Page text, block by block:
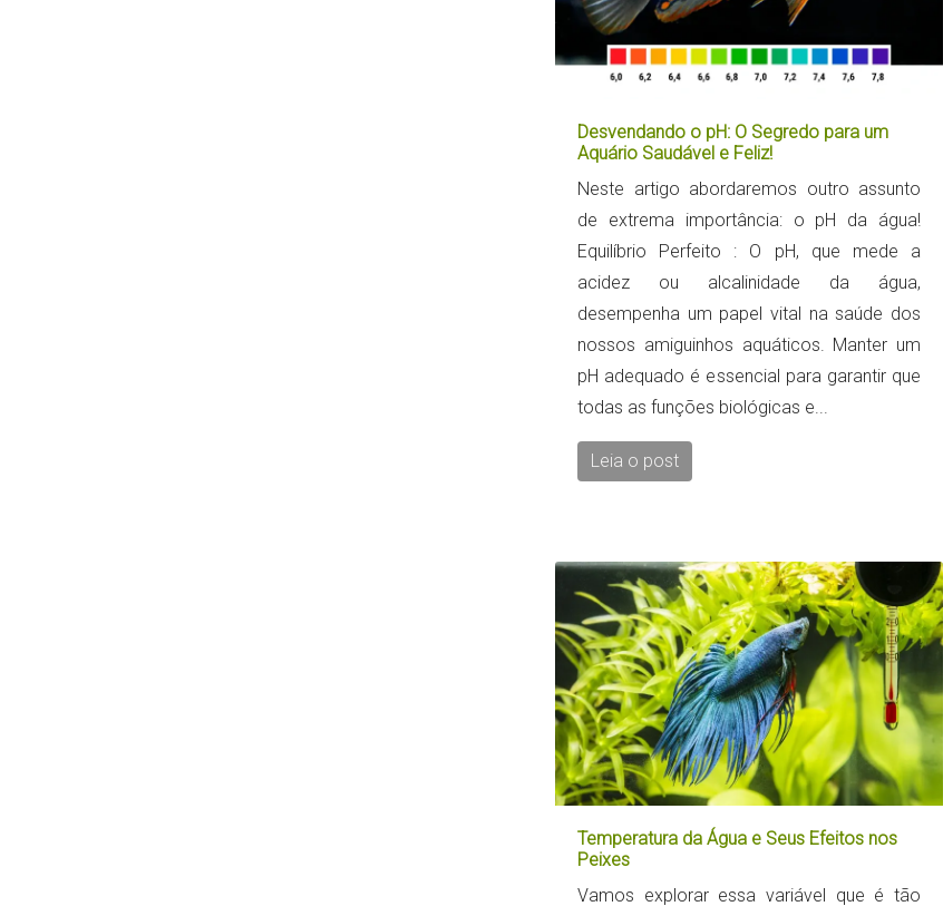
Desvendando o pH: O Segredo para um
Aquário Saudável e Feliz!
Neste artigo abordaremos outro assunto
de extrema importância: o pH da água!
Equilíbrio Perfeito : O pH, que mede a
acidez ou alcalinidade da água,
desempenha um papel vital na saúde dos
nossos amiguinhos aquáticos. Manter um
pH adequado é essencial para garantir que
todas as funções biológicas e...
Leia o post
Temperatura da Água e Seus Efeitos nos
Peixes
Vamos explorar essa variável que é tão